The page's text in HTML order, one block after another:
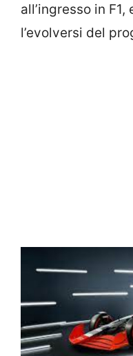
all’ingresso in
l’evolversi del